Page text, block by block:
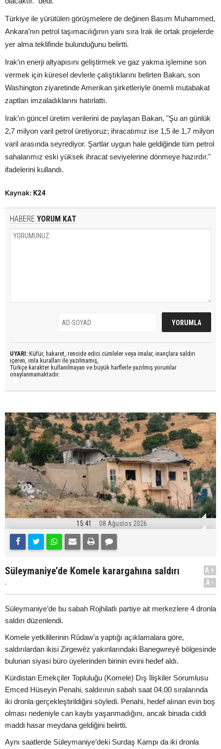
Türkiye ile yürütülen görüşmelere de değinen Basım Muhammed,
Ankara’nın petrol taşımacılığının yanı sıra Irak ile ortak projelerde
yer alma teklifinde bulunduğunu belirtti.
Irak’ın enerji altyapısını geliştirmek ve gaz yakma işlemine son
vermek için küresel devlerle çalıştıklarını belirten Bakan, son
Washington ziyaretinde Amerikan şirketleriyle önemli mutabakat
zaptları imzaladıklarını hatırlattı.
Irak’ın güncel üretim verilerini de paylaşan Bakan, "Şu an günlük
2,7 milyon varil petrol üretiyoruz; ihracatımız ise 1,5 ile 1,7 milyon
varil arasında seyrediyor. Şartlar uygun hale geldiğinde tüm petrol
sahalarımız eski yüksek ihracat seviyelerine dönmeye hazırdır."
ifadelerini kullandı.
Kaynak: K24
HABERE YORUM KAT
UYARI: Küfür, hakaret, rencide edici cümleler veya imalar, inançlara saldırı
içeren, imla kuralları ile yazılmamış,
Türkçe karakter kullanılmayan ve büyük harflerle yazılmış yorumlar
onaylanmamaktadır.
15:41 08 Ağustos 2026
Süleymaniye’de Komele karargahına saldırı
.
A+
A-
Süleymaniye’de bu sabah Rojhilatlı partiye ait merkezlere 4 dronla
saldırı düzenlendi.
Komele yetkililerinin Rûdaw’a yaptığı açıklamalara göre,
saldırılardan ikisi Zirgewêz yakınlarındaki Banegwreyê bölgesinde
bulunan siyasi büro üyelerinden birinin evini hedef aldı.
Kürdistan Emekçiler Topluluğu (Komele) Dış İlişkiler Sorumlusu
Emced Hüseyin Penahi, saldırının sabah saat 04.00 sıralarında
iki dronla gerçekleştirildiğini söyledi. Penahi, hedef alınan evin boş
olması nedeniyle can kaybı yaşanmadığını, ancak binada ciddi
maddi hasar meydana geldiğini belirtti.
Aynı saatlerde Süleymaniye’deki Surdaş Kampı da iki dronla